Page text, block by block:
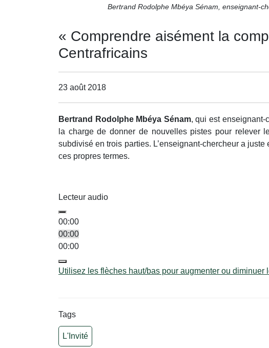
Bertrand Rodolphe Mbéya Sénam, enseignant-
« Comprendre aisément la
Centrafricains
23 août 2018
Bertrand Rodolphe Mbéya Sénam, qui est enseignant-
la charge de donner de nouvelles pistes pour relever
subdivisé en trois parties. L’enseignant-chercheur a
ces propres termes.
Lecteur audio
00:00
00:00
00:00
Utilisez les flèches haut/bas pour augmenter ou diminuer
Tags
L'Invité